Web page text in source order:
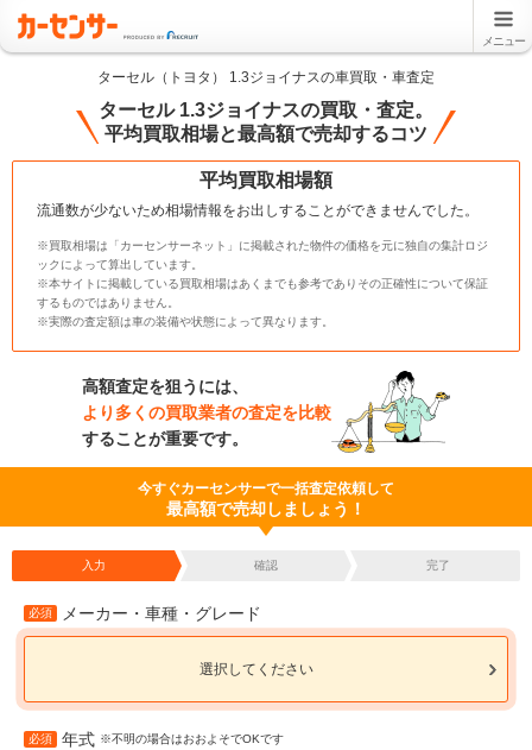
メニュー
ターセル（トヨタ） 1.3ジョイナスの車買取・車査定
ターセル 1.3ジョイナスの買取・査定。
平均買取相場と最高額で売却するコツ
平均買取相場額
流通数が少ないため相場情報をお出しすることができませんでした。
※買取相場は「カーセンサーネット」に掲載された物件の価格を元に独自の集計ロジ
ックによって算出しています。
※本サイトに掲載している買取相場はあくまでも参考でありその正確性について保証
するものではありません。
※実際の査定額は車の装備や状態によって異なります。
高額査定を狙うには、
より多くの買取業者の査定を比較
することが重要です。
今すぐカーセンサーで一括査定依頼して
最高額で売却しましょう！
入力 確認 完了
必須 メーカー・車種・グレード
選択してください
必須 年式 ※不明の場合はおおよそでOKです